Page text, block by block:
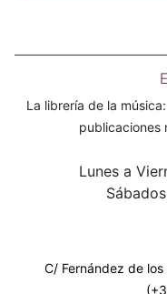
La librería de la
publicaciones
Lunes a
C/ Fernández de